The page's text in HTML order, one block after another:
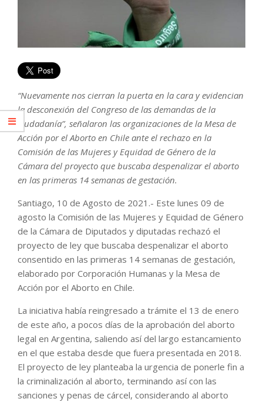
“Nuevamente nos cierran la puerta en la cara y evidencian
la desconexión del Congreso de las demandas de la
ciudadanía”, señalaron las organizaciones de la Mesa de
Acción por el Aborto en Chile ante el rechazo en la
Comisión de las Mujeres y Equidad de Género de la
Cámara del proyecto que buscaba despenalizar el aborto
en las primeras 14 semanas de gestación.
Santiago, 10 de Agosto de 2021.- Este lunes 09 de
agosto la Comisión de las Mujeres y Equidad de Género
de la Cámara de Diputados y diputadas rechazó el
proyecto de ley que buscaba despenalizar el aborto
consentido en las primeras 14 semanas de gestación,
elaborado por Corporación Humanas y la Mesa de
Acción por el Aborto en Chile.
La iniciativa había reingresado a trámite el 13 de enero
de este año, a pocos días de la aprobación del aborto
legal en Argentina, saliendo así del largo estancamiento
en el que estaba desde que fuera presentada en 2018.
El proyecto de ley planteaba la urgencia de ponerle fin a
la criminalización al aborto, terminando así con las
sanciones y penas de cárcel, considerando al aborto